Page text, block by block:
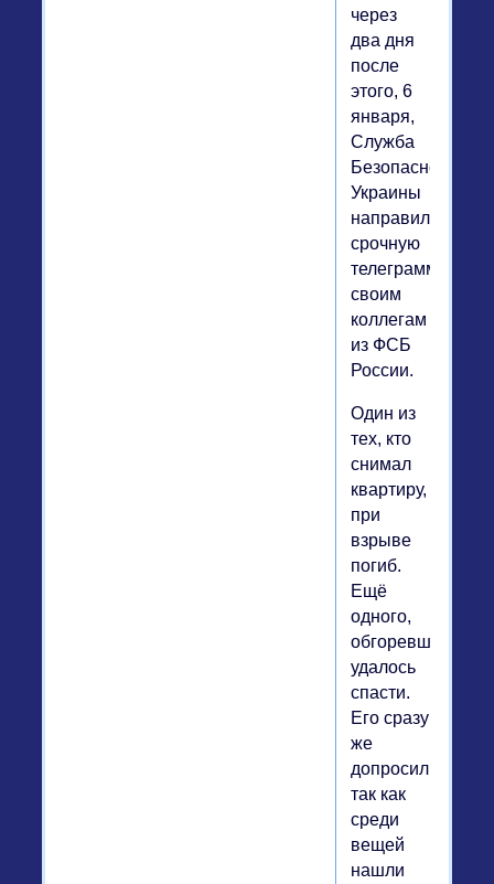
через
два дня
после
этого, 6
января,
Служба
Безопасности
Украины
направила
срочную
телеграмму
своим
коллегам
из ФСБ
России.
Один из
тех, кто
снимал
квартиру,
при
взрыве
погиб.
Ещё
одного,
обгоревшего,
удалось
спасти.
Его сразу
же
допросили,
так как
среди
вещей
нашли